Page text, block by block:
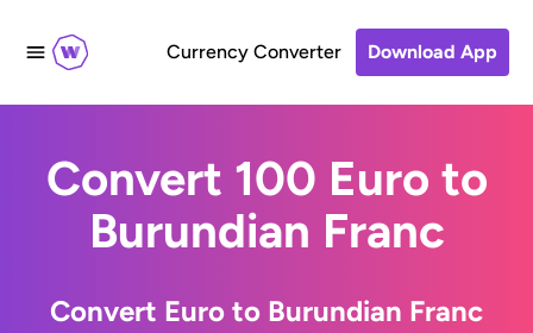
Currency Converter Download App
Convert 100 Euro to
Burundian Franc
Convert Euro to Burundian Franc